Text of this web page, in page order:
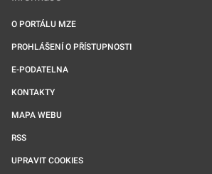
O PORTÁLU MZE
PROHLÁŠENÍ O PŘÍSTUPNOSTI
E-PODATELNA
KONTAKTY
MAPA WEBU
RSS
UPRAVIT COOKIES